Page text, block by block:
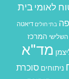
לאומיבית
בתי חולים דיאטה
המרכז
מד"א
ניתוחים סוכרת